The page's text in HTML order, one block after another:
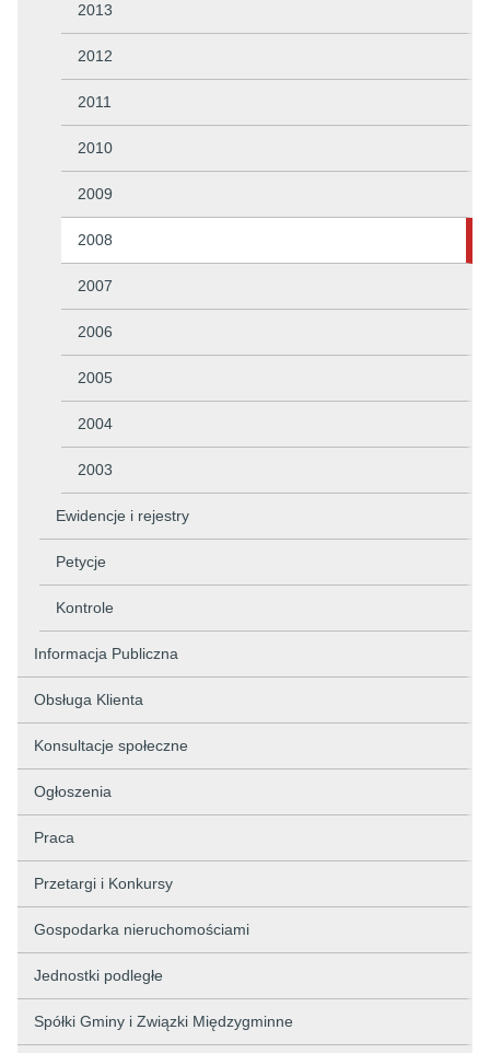
2013
2012
2011
2010
2009
2008
2007
2006
2005
2004
2003
Ewidencje i rejestry
Petycje
Kontrole
Informacja Publiczna
Obsługa Klienta
Konsultacje społeczne
Ogłoszenia
Praca
Przetargi i Konkursy
Gospodarka nieruchomościami
Jednostki podległe
Spółki Gminy i Związki Międzygminne